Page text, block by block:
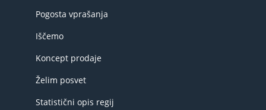
Pogosta vprašanja
Iščemo
Koncept prodaje
Želim posvet
Statistični opis regij